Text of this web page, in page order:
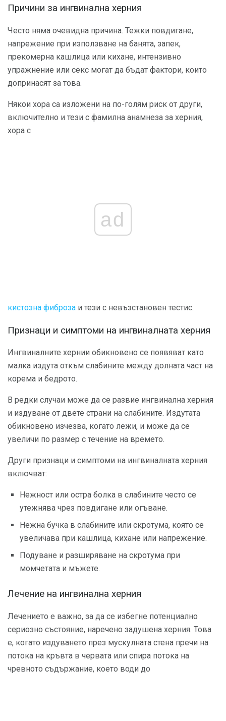
Причини за ингвинална херния
Често няма очевидна причина. Тежки повдигане,
напрежение при използване на банята, запек,
прекомерна кашлица или кихане, интензивно
упражнение или секс могат да бъдат фактори, които
допринасят за това.
Някои хора са изложени на по-голям риск от други,
включително и тези с фамилна анамнеза за херния,
хора с
ad
кистозна фиброза и тези с невъзстановен тестис.
Признаци и симптоми на ингвиналната херния
Ингвиналните хернии обикновено се появяват като
малка издута откъм слабините между долната част на
корема и бедрото.
В редки случаи може да се развие ингвинална херния
и издуване от двете страни на слабините. Издутата
обикновено изчезва, когато лежи, и може да се
увеличи по размер с течение на времето.
Други признаци и симптоми на ингвиналната херния
включват:
Нежност или остра болка в слабините често се
утежнява чрез повдигане или огъване.
Нежна бучка в слабините или скротума, която се
увеличава при кашлица, кихане или напрежение.
Подуване и разширяване на скротума при
момчетата и мъжете.
Лечение на ингвинална херния
Лечението е важно, за да се избегне потенциално
сериозно състояние, наречено задушена херния. Това
е, когато издуването през мускулната стена пречи на
потока на кръвта в червата или спира потока на
чревното съдържание, което води до